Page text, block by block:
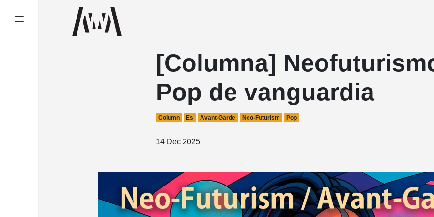
[Columna]
Pop de vanguardia
Column Es Avant-Garde Neo-Futurism Pop
14 Dec 2025